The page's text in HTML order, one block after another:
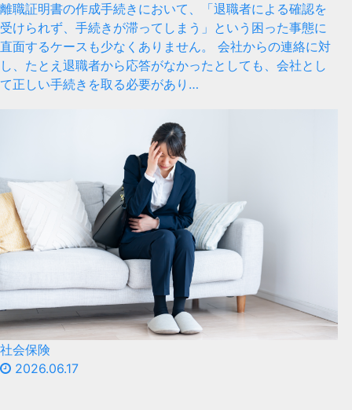
離職証明書の作成手続きにおいて、「退職者による確認を
受けられず、手続きが滞ってしまう」という困った事態に
直面するケースも少なくありません。 会社からの連絡に対
し、たとえ退職者から応答がなかったとしても、会社とし
て正しい手続きを取る必要があり…
社会保険
2026.06.17